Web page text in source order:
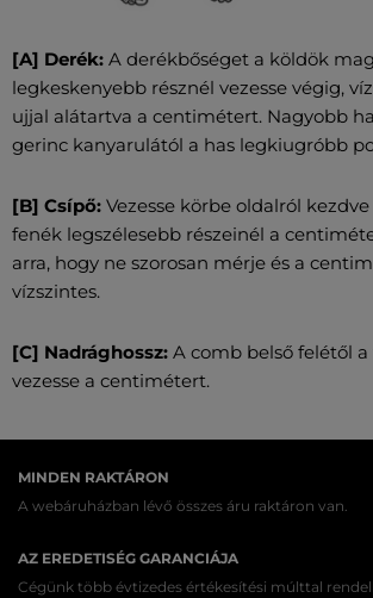
[A] Derék: A derékbőséget a köldök
legkeskenyebb résznél vezesse végig,
ujjal alátartva a centimétert. Nagyobb
gerinc kanyarulától a has legkiugróbb
[B] Csípő: Vezesse körbe oldalról kezdve
fenék legszélesebb részeinél a
arra, hogy ne szorosan mérje és a
vízszintes.
[C] Nadrághossz: A comb belső felétől
vezesse a centimétert.
MINDEN RAKTÁRON
A webáruházban lévő összes áru raktáron van.
AZ EREDETISÉG GARANCIÁJA
Cégünk több évtizedes értékesítési múlttal